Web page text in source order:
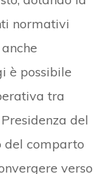
normativi
è possibile
tra
del
del comparto
verso